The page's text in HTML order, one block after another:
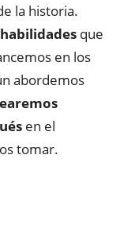
la historia.
que
en los
abordemos
en el
tomar.